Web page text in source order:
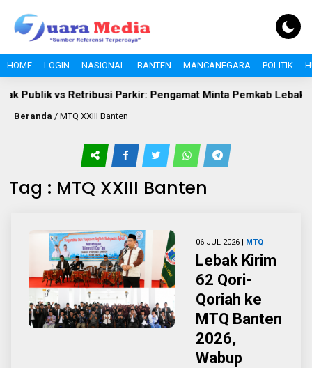
HOME LOGIN NASIONAL BANTEN MANCANEGARA POLITIK
Publik vs Retribusi Parkir: Pengamat Minta Pemkab Lebak
Beranda / MTQ XXIII Banten
Tag : MTQ XXIII Banten
06 JUL 2026 | MTQ
Lebak Kirim
62 Qori-
Qoriah ke
MTQ Banten
2026,
Wabup